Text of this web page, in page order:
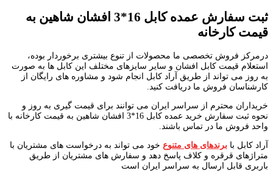
ثبت سفارش عمده کابل 16*3 افشان شاهین به
قیمت کارخانه
درمرکز فروش تخصصی ما محصولات از تنوع بیشتری برخوردار بوده،
استعلام قیمت کابل افشان و سایر سایزهای مختلف این کابل ها به صورت
به روز می تواند از طریق آراد کابل انجام شود و مشاوره های رایگان از
کارشناسان فروش ما دریافت کنید.
خریداران محترم از سراسر ایران می توانند برای قیمت گیری به روز و
نحوه ثبت سفارش خرید عمده کابل 16*3 افشان شاهین به قیمت کارخانه با
واحد فروش ما در تماس باشند.
آراد کابل با برندهای های متنوع خود می تواند به درخواست های مشتریان با
متراژهای قرقره و کلاف پاسخ دهد و سفارش های مشتریان از طریق
باربری قابل ارسال به سراسر ایران است